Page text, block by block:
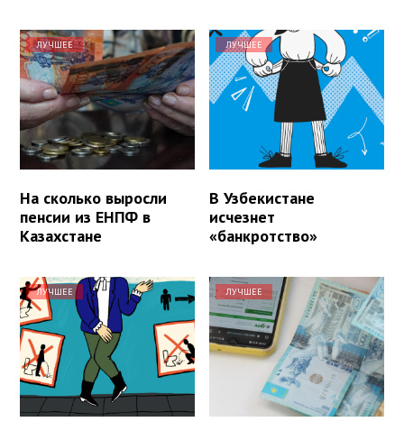
ЛУЧШЕЕ
На сколько выросли
пенсии из ЕНПФ в
Казахстане
ЛУЧШЕЕ
В Узбекистане
исчезнет
«банкротство»
ЛУЧШЕЕ ЛУЧШЕЕ